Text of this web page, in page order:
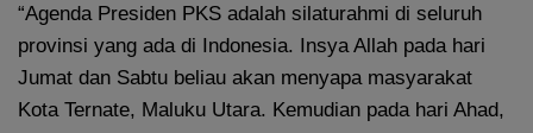
“Agenda Presiden PKS adalah silaturahmi di seluruh
provinsi yang ada di Indonesia. Insya Allah pada hari
Jumat dan Sabtu beliau akan menyapa masyarakat
Kota Ternate, Maluku Utara. Kemudian pada hari Ahad,